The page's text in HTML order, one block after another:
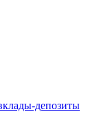
депозиты